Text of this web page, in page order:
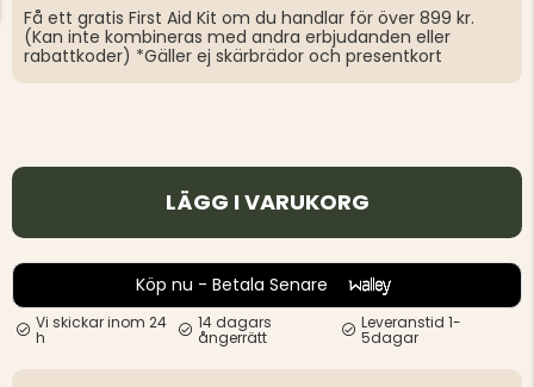
Få ett gratis First Aid Kit om du handlar för över 899 kr.
(Kan inte kombineras med andra erbjudanden eller
rabattkoder) *Gäller ej skärbrädor och presentkort
LÄGG I VARUKORG
Köp nu - Betala Senare
Vi skickar inom 24
h
14 dagars
ångerrätt
Leveranstid 1-
5dagar